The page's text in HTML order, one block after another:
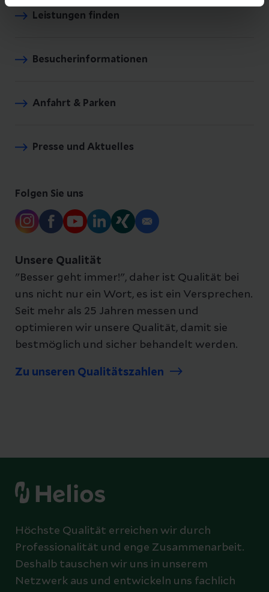
Leistungen finden
Besucherinformationen
Anfahrt & Parken
Presse und Aktuelles
Folgen Sie uns
Unsere Qualität
"Besser geht immer!", daher ist Qualität bei
uns nicht nur ein Wort, es ist ein Versprechen.
Seit mehr als 25 Jahren messen und
optimieren wir unsere Qualität, damit sie
bestmöglich und sicher behandelt werden.
Zu unseren Qualitätszahlen
Höchste Qualität erreichen wir durch
Professionalität und enge Zusammenarbeit.
Deshalb tauschen wir uns in unserem
Netzwerk aus und entwickeln uns fachlich